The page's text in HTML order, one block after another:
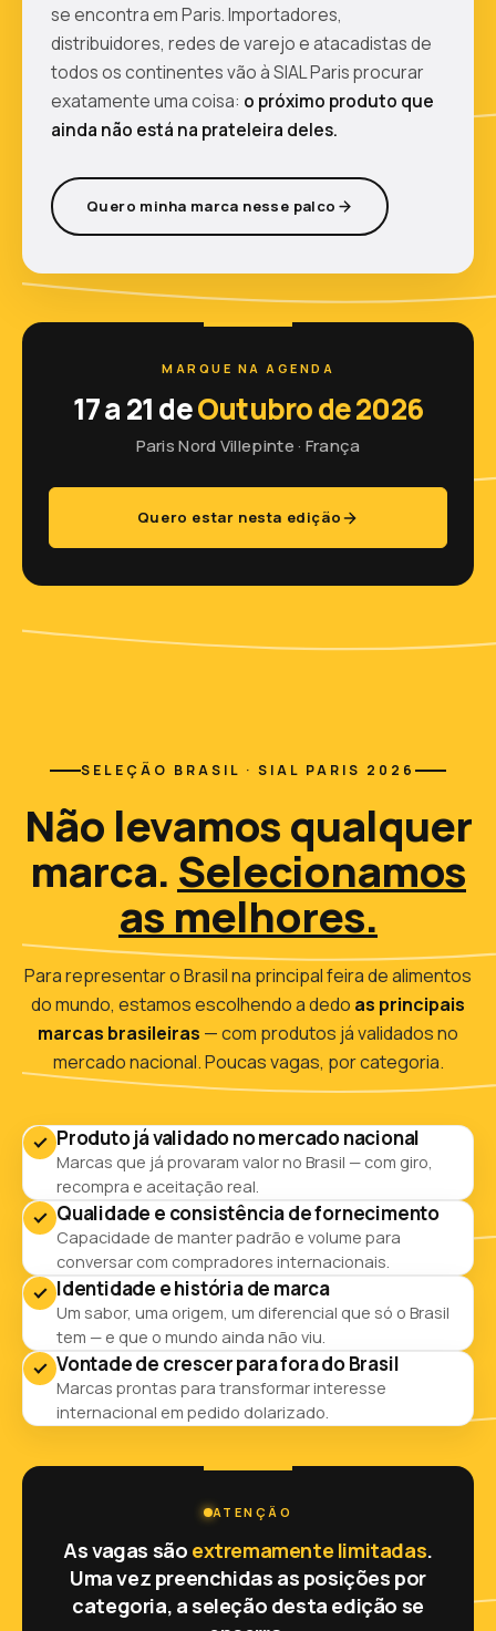
se encontra em Paris. Importadores,
distribuidores, redes de varejo e atacadistas de
todos os continentes vão à SIAL Paris procurar
exatamente uma coisa: o próximo produto que
ainda não está na prateleira deles.
Quero minha marca nesse palco
MARQUE NA AGENDA
17 a 21 deOutubro de 2026
Paris Nord Villepinte · França
Quero estar nesta edição
SELEÇÃO BRASIL · SIAL PARIS 2026
Não levamos qualquer
marca. Selecionamos
as melhores.
Para representar o Brasil na principal feira de alimentos
do mundo, estamos escolhendo a dedo as principais
marcas brasileiras — com produtos já validados no
mercado nacional. Poucas vagas, por categoria.
Produto já validado no mercado nacional
Marcas que já provaram valor no Brasil — com giro,
recompra e aceitação real.
Qualidade e consistência de fornecimento
Capacidade de manter padrão e volume para
conversar com compradores internacionais.
Identidade e história de marca
Um sabor, uma origem, um diferencial que só o Brasil
tem — e que o mundo ainda não viu.
Vontade de crescer para fora do Brasil
Marcas prontas para transformar interesse
internacional em pedido dolarizado.
ATENÇÃO
As vagas são extremamente limitadas.
Uma vez preenchidas as posições por
categoria, a seleção desta edição se